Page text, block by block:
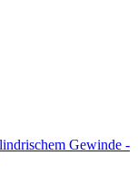
Gewinde -